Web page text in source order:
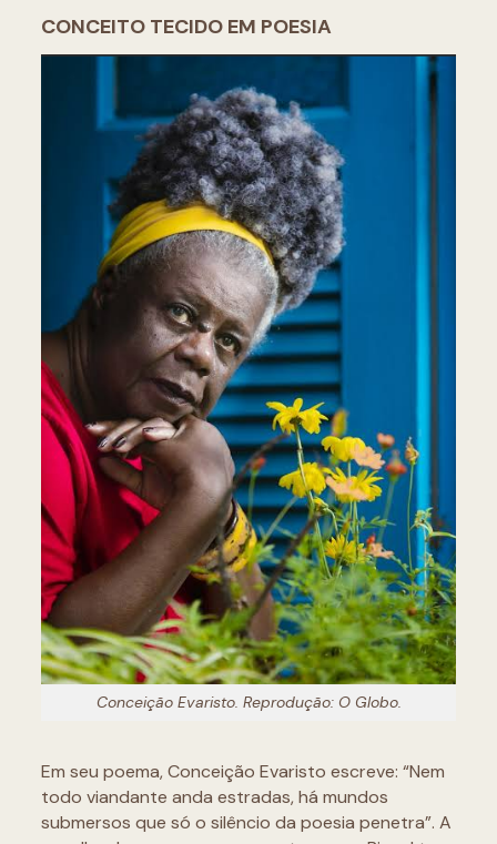
CONCEITO TECIDO EM POESIA
Conceição Evaristo. Reprodução: O Globo.
Em seu poema, Conceição Evaristo escreve: “Nem
todo viandante anda estradas, há mundos
submersos que só o silêncio da poesia penetra”. A